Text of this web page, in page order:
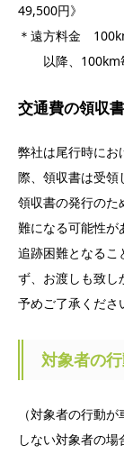
49,500円》
＊遠方料金
以降、100km
交通費の領収
弊社は尾行時にお
際、領収書は受領
領収書の発行のた
難になる可能性が
追跡困難となるこ
ず、お渡しも致し
予めご了承くださ
対象者の
（対象者の行動
しない対象者の場